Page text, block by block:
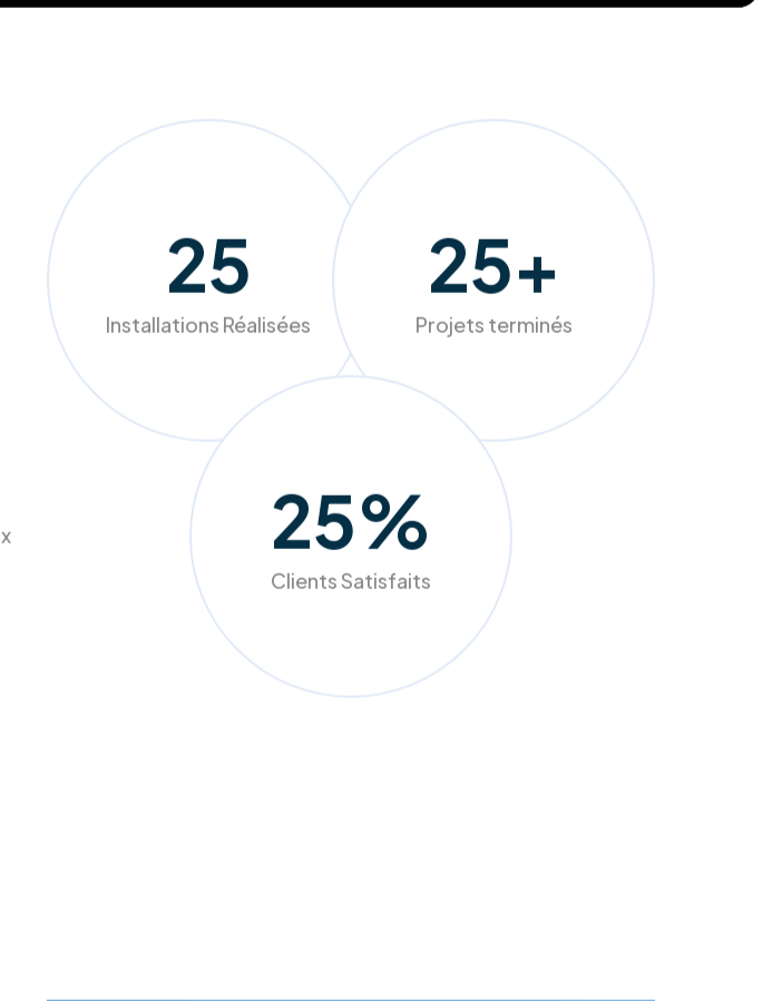
241
Installations Réalisées
241+
Projets terminés
98%